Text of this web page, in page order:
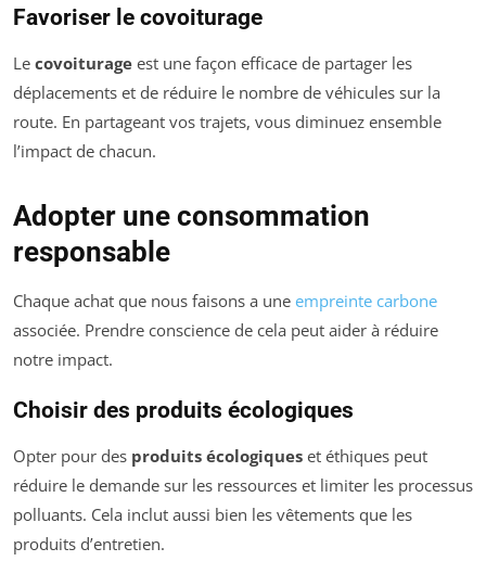
Favoriser le covoiturage
Le covoiturage est une façon efficace de partager les
déplacements et de réduire le nombre de véhicules sur la
route. En partageant vos trajets, vous diminuez ensemble
l’impact de chacun.
Adopter une consommation
responsable
Chaque achat que nous faisons a une empreinte carbone
associée. Prendre conscience de cela peut aider à réduire
notre impact.
Choisir des produits écologiques
Opter pour des produits écologiques et éthiques peut
réduire le demande sur les ressources et limiter les processus
polluants. Cela inclut aussi bien les vêtements que les
produits d’entretien.